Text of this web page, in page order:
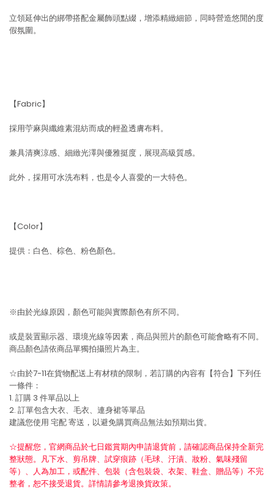
立領延伸出的綁帶搭配金屬飾頭點綴，增添精緻細節，同時營造悠閒的度
假氛圍。
【Fabric】
採用苧麻與纖維素混紡而成的輕盈透膚布料。
兼具清爽涼感、細緻光澤與優雅挺度，展現高級質感。
此外，採用可水洗布料，也是令人喜愛的一大特色。
【Color】
提供：白色、棕色、粉色顏色。
※由於光線原因，顏色可能與實際顏色有所不同。
或是裝置顯示器、環境光線等因素，商品與照片的顏色可能會略有不同。
商品顏色請依商品單獨拍攝照片為主。
☆由於7-11在貨物配送上有材積的限制，若訂購的內容有【符合】下列任
一條件：
1. 訂購 3 件單品以上
2. 訂單包含大衣、毛衣、連身裙等單品
建議您使用 宅配寄送，以避免購買商品無法如預期出貨。
☆提醒您，官網商品於七日鑑賞期內申請退貨前，請確認商品保持全新完
整狀態。凡下水、剪吊牌、試穿痕跡（毛球、汙漬、妝粉、氣味殘留
等）、人為加工，或配件、包裝（含包裝袋、衣架、鞋盒、贈品等）不完
整者，恕不接受退貨。詳情請參考退換貨政策。